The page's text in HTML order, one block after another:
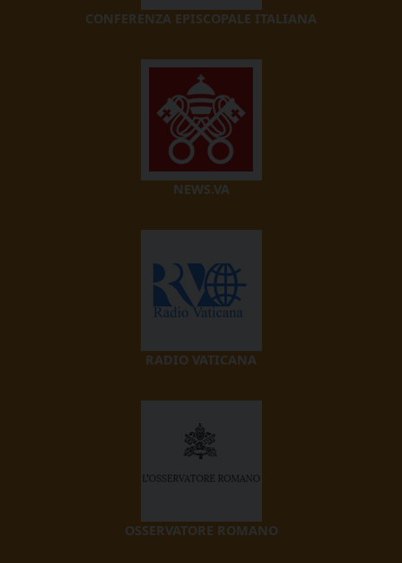
CONFERENZA EPISCOPALE ITALIANA
NEWS.VA
RADIO VATICANA
OSSERVATORE ROMANO